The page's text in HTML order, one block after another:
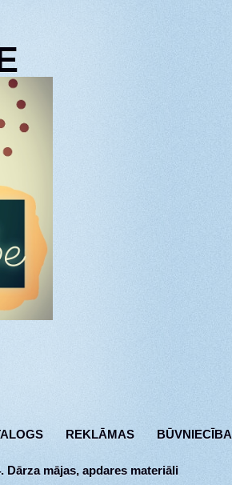
REKLĀMAS
Dārza mājas, apdares materiāli